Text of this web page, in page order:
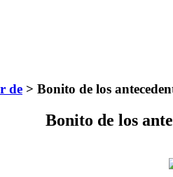
de > Bonito de los
Bonito de los